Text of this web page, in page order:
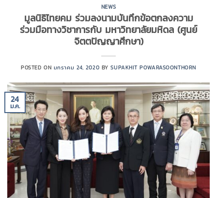
NEWS
มูลนิธิไทยคม ร่วมลงนามบันทึกข้อตกลงความ
ร่วมมือทางวิชาการกับ มหาวิทยาลัยมหิดล (ศูนย์
จิตตปัญญาศึกษา)
POSTED ON มกราคม 24, 2020 BYSUPAKHIT POWARASOONTHORN
24
ม.ค.